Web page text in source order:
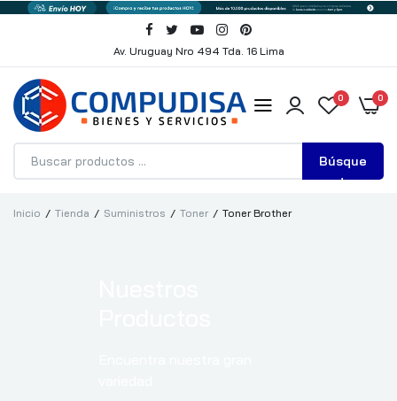
Av. Uruguay Nro 494 Tda. 16 Lima
Búsque
da
0 0
Inicio Tienda Suministros Toner Toner Brother